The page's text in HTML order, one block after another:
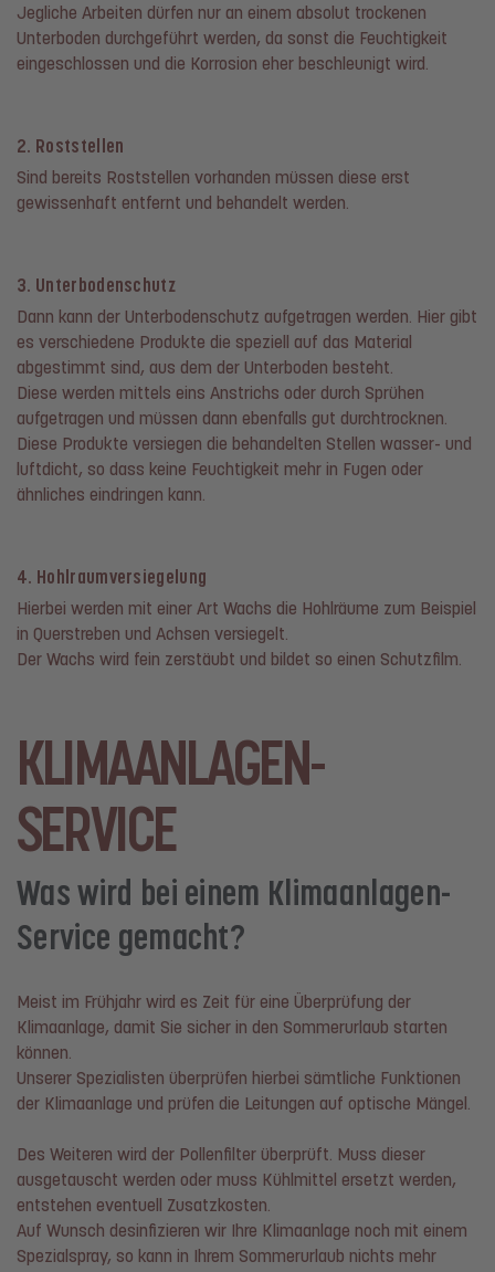
Jegliche Arbeiten dürfen nur an einem absolut trockenen
Unterboden durchgeführt werden, da sonst die Feuchtigkeit
eingeschlossen und die Korrosion eher beschleunigt wird.
2. Roststellen
Sind bereits Roststellen vorhanden müssen diese erst
gewissenhaft entfernt und behandelt werden.
3. Unterbodenschutz
Dann kann der Unterbodenschutz aufgetragen werden. Hier gibt
es verschiedene Produkte die speziell auf das Material
abgestimmt sind, aus dem der Unterboden besteht.
Diese werden mittels eins Anstrichs oder durch Sprühen
aufgetragen und müssen dann ebenfalls gut durchtrocknen.
Diese Produkte versiegen die behandelten Stellen wasser- und
luftdicht, so dass keine Feuchtigkeit mehr in Fugen oder
ähnliches eindringen kann.
4. Hohlraumversiegelung
Hierbei werden mit einer Art Wachs die Hohlräume zum Beispiel
in Querstreben und Achsen versiegelt.
Der Wachs wird fein zerstäubt und bildet so einen Schutzfilm.
KLIMAANLAGEN-
SERVICE
Was wird bei einem Klimaanlagen-
Service gemacht?
Meist im Frühjahr wird es Zeit für eine Überprüfung der
Klimaanlage, damit Sie sicher in den Sommerurlaub starten
können.
Unserer Spezialisten überprüfen hierbei sämtliche Funktionen
der Klimaanlage und prüfen die Leitungen auf optische Mängel.
Des Weiteren wird der Pollenfilter überprüft. Muss dieser
ausgetauscht werden oder muss Kühlmittel ersetzt werden,
entstehen eventuell Zusatzkosten.
Auf Wunsch desinfizieren wir Ihre Klimaanlage noch mit einem
Spezialspray, so kann in Ihrem Sommerurlaub nichts mehr